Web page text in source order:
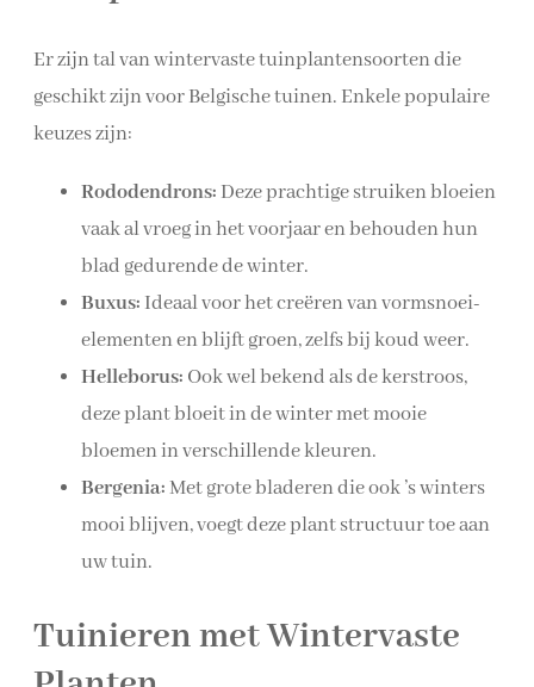
Er zijn tal van wintervaste tuinplantensoorten die
geschikt zijn voor Belgische tuinen. Enkele populaire
keuzes zijn:
Rododendrons: Deze prachtige struiken bloeien
vaak al vroeg in het voorjaar en behouden hun
blad gedurende de winter.
Buxus: Ideaal voor het creëren van vormsnoei-
elementen en blijft groen, zelfs bij koud weer.
Helleborus: Ook wel bekend als de kerstroos,
deze plant bloeit in de winter met mooie
bloemen in verschillende kleuren.
Bergenia:Met grote bladeren die ook ’s winters
mooi blijven, voegt deze plant structuur toe aan
uw tuin.
Tuinieren met Wintervaste